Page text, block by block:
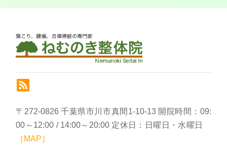
〒272-0826 千葉県市川市真間1-10-13 開院時間：09:
00～12:00 / 14:00～20:00 定休日：日曜日・水曜日
［MAP］